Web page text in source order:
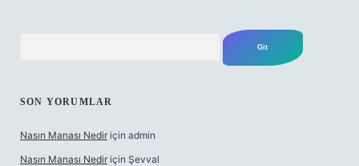
SON YORUMLAR
Nasın Manası Nedir için admin
Nasın Manası Nedir için Şevval